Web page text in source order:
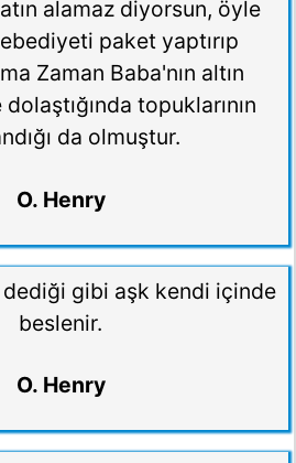
alamaz diyorsun, öyle
paket yaptırıp
Zaman Baba'nın altın
topuklarının
da olmuştur.
O. Henry
gibi aşk kendi içinde
beslenir.
O. Henry